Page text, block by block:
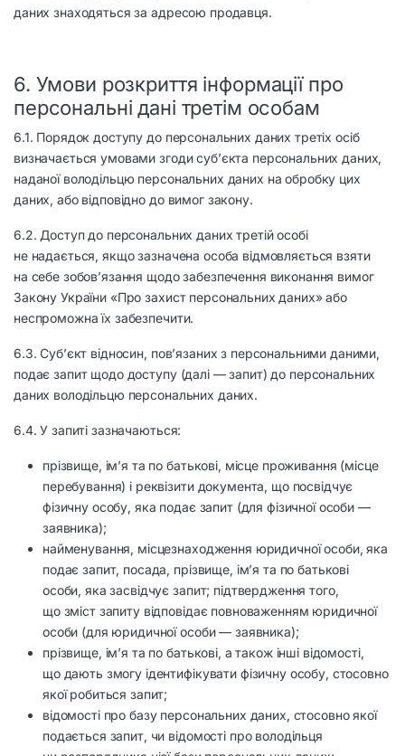
даних знаходяться за адресою продавця.
6. Умови розкриття інформації про
персональні дані третім особам
6.1. Порядок доступу до персональних даних третіх осіб
визначається умовами згоди суб’єкта персональних даних,
наданої володільцю персональних даних на обробку цих
даних, або відповідно до вимог закону.
6.2. Доступ до персональних даних третій особі
не надається, якщо зазначена особа відмовляється взяти
на себе зобов’язання щодо забезпечення виконання вимог
Закону України «Про захист персональних даних» або
неспроможна їх забезпечити.
6.3. Суб’єкт відносин, пов’язаних з персональними даними,
подає запит щодо доступу (далі — запит) до персональних
даних володільцю персональних даних.
6.4. У запиті зазначаються:
прізвище, ім’я та по батькові, місце проживання (місце
перебування) і реквізити документа, що посвідчує
фізичну особу, яка подає запит (для фізичної особи —
заявника);
найменування, місцезнаходження юридичної особи, яка
подає запит, посада, прізвище, ім’я та по батькові
особи, яка засвідчує запит; підтвердження того,
що зміст запиту відповідає повноваженням юридичної
особи (для юридичної особи — заявника);
прізвище, ім’я та по батькові, а також інші відомості,
що дають змогу ідентифікувати фізичну особу, стосовно
якої робиться запит;
відомості про базу персональних даних, стосовно якої
подається запит, чи відомості про володільця